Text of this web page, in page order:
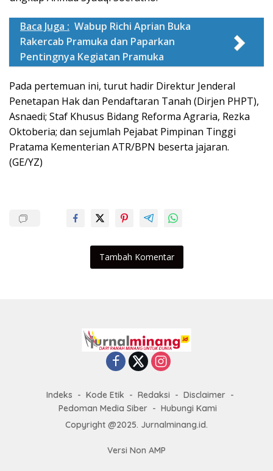
Baca Juga : Wabup Richi Aprian Buka
Rakercab Pramuka dan Paparkan
Pentingnya Kegiatan Pramuka
Pada pertemuan ini, turut hadir Direktur Jenderal
Penetapan Hak dan Pendaftaran Tanah (Dirjen PHPT),
Asnaedi; Staf Khusus Bidang Reforma Agraria, Rezka
Oktoberia; dan sejumlah Pejabat Pimpinan Tinggi
Pratama Kementerian ATR/BPN beserta jajaran.
(GE/YZ)
Tambah Komentar
Indeks Kode Etik Redaksi
Disclaimer
Pedoman Media Siber
Hubungi Kami
Copyright @2025. Jurnalminang.id.
Versi Non AMP